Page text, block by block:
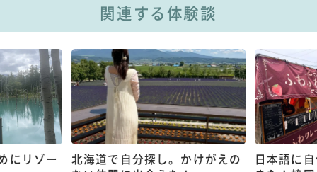
関連する体験談
にリゾー
北海道で自分探し。かけがえの
日本語に